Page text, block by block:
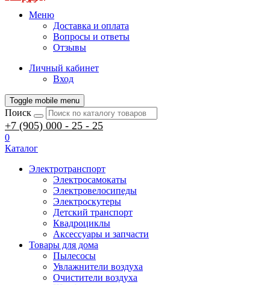
Меню
Доставка и оплата
Вопросы и ответы
Отзывы
Личный кабинет
Вход
Toggle mobile menu
Поиск
+7 (905) 000 - 25 - 25
0
Каталог
Электротранспорт
Электросамокаты
Электровелосипеды
Электроскутеры
Детский транспорт
Квадроциклы
Аксессуары и запчасти
Товары для дома
Пылесосы
Увлажнители воздуха
Очистители воздуха